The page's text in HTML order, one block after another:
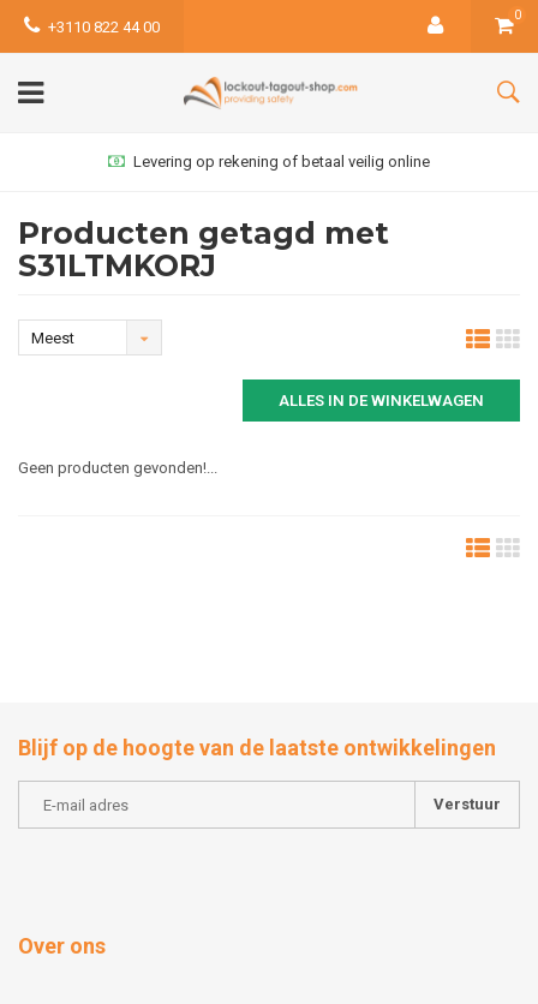
+3110 822 44 00
0
Levering op rekening of betaal veilig online
Producten getagd met
S31LTMKORJ
Meest
ALLES IN DE WINKELWAGEN
Geen producten gevonden!...
Blijf op de hoogte van de laatste ontwikkelingen
Verstuur
Over ons